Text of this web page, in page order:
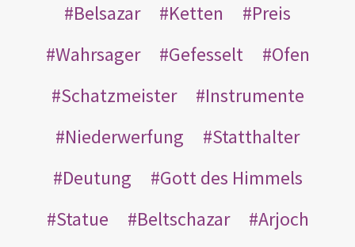
Belsazar
Ketten
Preis
Wahrsager
Gefesselt
Ofen
Schatzmeister
Instrumente
Niederwerfung
Statthalter
Deutung
Gott des Himmels
Statue
Beltschazar
Arjoch